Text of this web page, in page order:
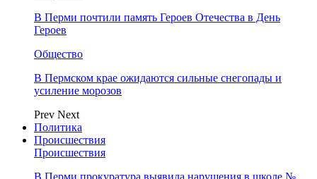
В Перми почтили память Героев Отечества в День
Героев
Общество
В Пермском крае ожидаются сильные снегопады и
усиление морозов
Prev Next
Политика
Происшествия
Происшествия
В Перми прокуратура выявила нарушения в школе №